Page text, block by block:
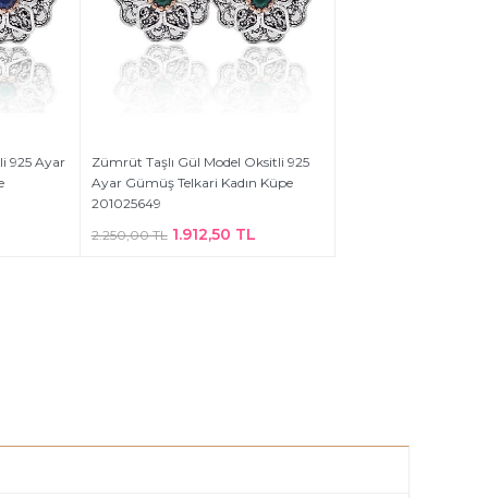
925 Ayar
Zümrüt Taşlı Gül Model Oksitli 925
Ayar Gümüş Telkari Kadın Küpe
201025649
2.250,00 TL 1.912,50 TL